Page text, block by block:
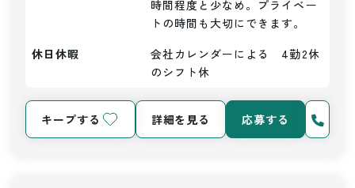
時間程度と少なめ。プライベー
トの時間も大切にできます。
休日休暇
会社カレンダーによる　4勤2休
のシフト休
キープする 詳細を見る 応募する